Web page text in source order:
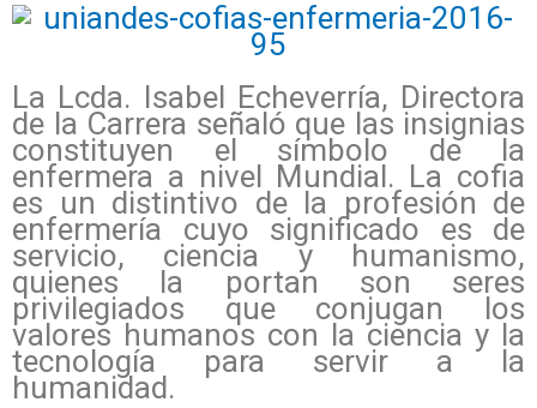
La Lcda. Isabel Echeverría, Directora
de la Carrera señaló que las insignias
constituyen el símbolo de la
enfermera a nivel Mundial. La cofia
es un distintivo de la profesión de
enfermería cuyo significado es de
servicio, ciencia y humanismo,
quienes la portan son seres
privilegiados que conjugan los
valores humanos con la ciencia y la
tecnología para servir a la
humanidad.